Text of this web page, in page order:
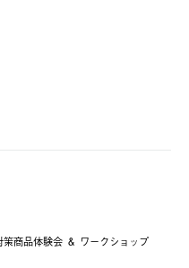
策商品体験会 ＆ ワークショップ